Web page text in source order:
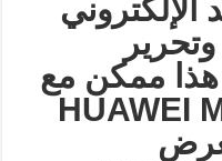
الإلكتروني
هذا ممكن مع